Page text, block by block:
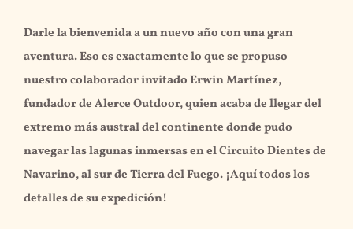
Darle la bienvenida a un nuevo año con una gran
aventura. Eso es exactamente lo que se propuso
nuestro colaborador invitado Erwin Martínez,
fundador de Alerce Outdoor, quien acaba de llegar del
extremo más austral del continente donde pudo
navegar las lagunas inmersas en el Circuito Dientes de
Navarino, al sur de Tierra del Fuego. ¡Aquí todos los
detalles de su expedición!